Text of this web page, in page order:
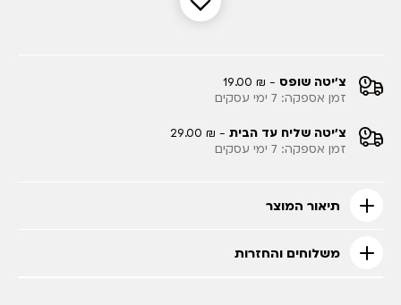
צ'יטה שופס - ₪ 19.00
זמן אספקה: 7 ימי עסקים
צ'יטה שליח עד הבית - ₪ 29.00
זמן אספקה: 7 ימי עסקים
תיאור המוצר
משלוחים והחזרות